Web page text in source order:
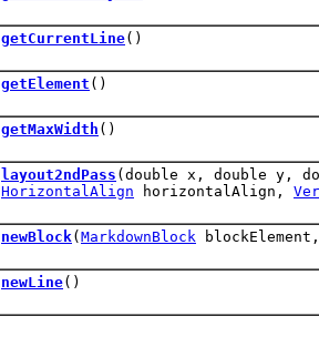
getCurrentLine()
getElement ()
getMaxWidth ()
layout2ndPass (double x, double y,
HorizontalAlign horizontalAlign,
newBlock( MarkdownBlock
newLine()